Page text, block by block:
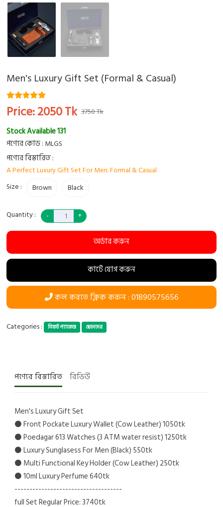
Men's Luxury Gift Set (Formal & Casual)
Price:2050Tk 3750 Tk
Stock Available 131
পণ্যের কোড : MLGS
পণ্যের বিস্তারিত :
A Perfect Luxury Gift Set For Men. Formal & Casual
Size :
Brown Black
Quantity :
অর্ডার করুন
কার্টে যোগ করুন
কল করতে ক্লিক করুন : 01890575656
Categories : গিফট প্যাকেজ ছেলেদের
পণ্যের বিস্তারিত রিভিউ
Men's Luxury Gift Set
⚫️ Front Pockate Luxury Wallet (Cow Leather) 1050tk
⚫️ Poedagar 613 Watches (3 ATM water resist) 1250tk
⚫️ Luxury Sunglasess For Men (Black) 550tk
⚫️ Multi Functional Key Holder (Cow Leather) 250tk
⚫️ 10ml Luxury Perfume 640tk
------------------------------------
full Set Regular Price: 3740tk